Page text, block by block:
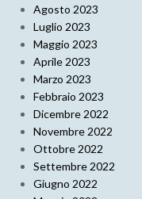
Agosto 2023
Luglio 2023
Maggio 2023
Aprile 2023
Marzo 2023
Febbraio 2023
Dicembre 2022
Novembre 2022
Ottobre 2022
Settembre 2022
Giugno 2022